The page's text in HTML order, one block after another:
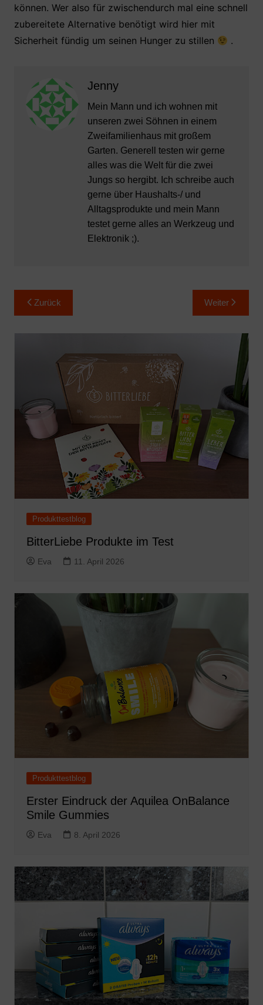
können. Wer also für zwischendurch mal eine schnell
zubereitete Alternative benötigt wird hier mit
Sicherheit fündig um seinen Hunger zu stillen
.
Jenny
Mein Mann und ich wohnen mit
unseren zwei Söhnen in einem
Zweifamilienhaus mit großem
Garten. Generell testen wir gerne
alles was die Welt für die zwei
Jungs so hergibt. Ich schreibe auch
gerne über Haushalts-/ und
Alltagsprodukte und mein Mann
testet gerne alles an Werkzeug und
Elektronik ;).
Beitragsnavigation
Zurück Weiter
Produkttestblog
BitterLiebe Produkte im Test
Eva 11. April 2026
Produkttestblog
Erster Eindruck der Aquilea OnBalance
Smile Gummies
Eva 8. April 2026